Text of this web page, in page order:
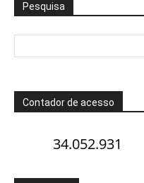
Pesquisa
Contador de acesso
34.052.931